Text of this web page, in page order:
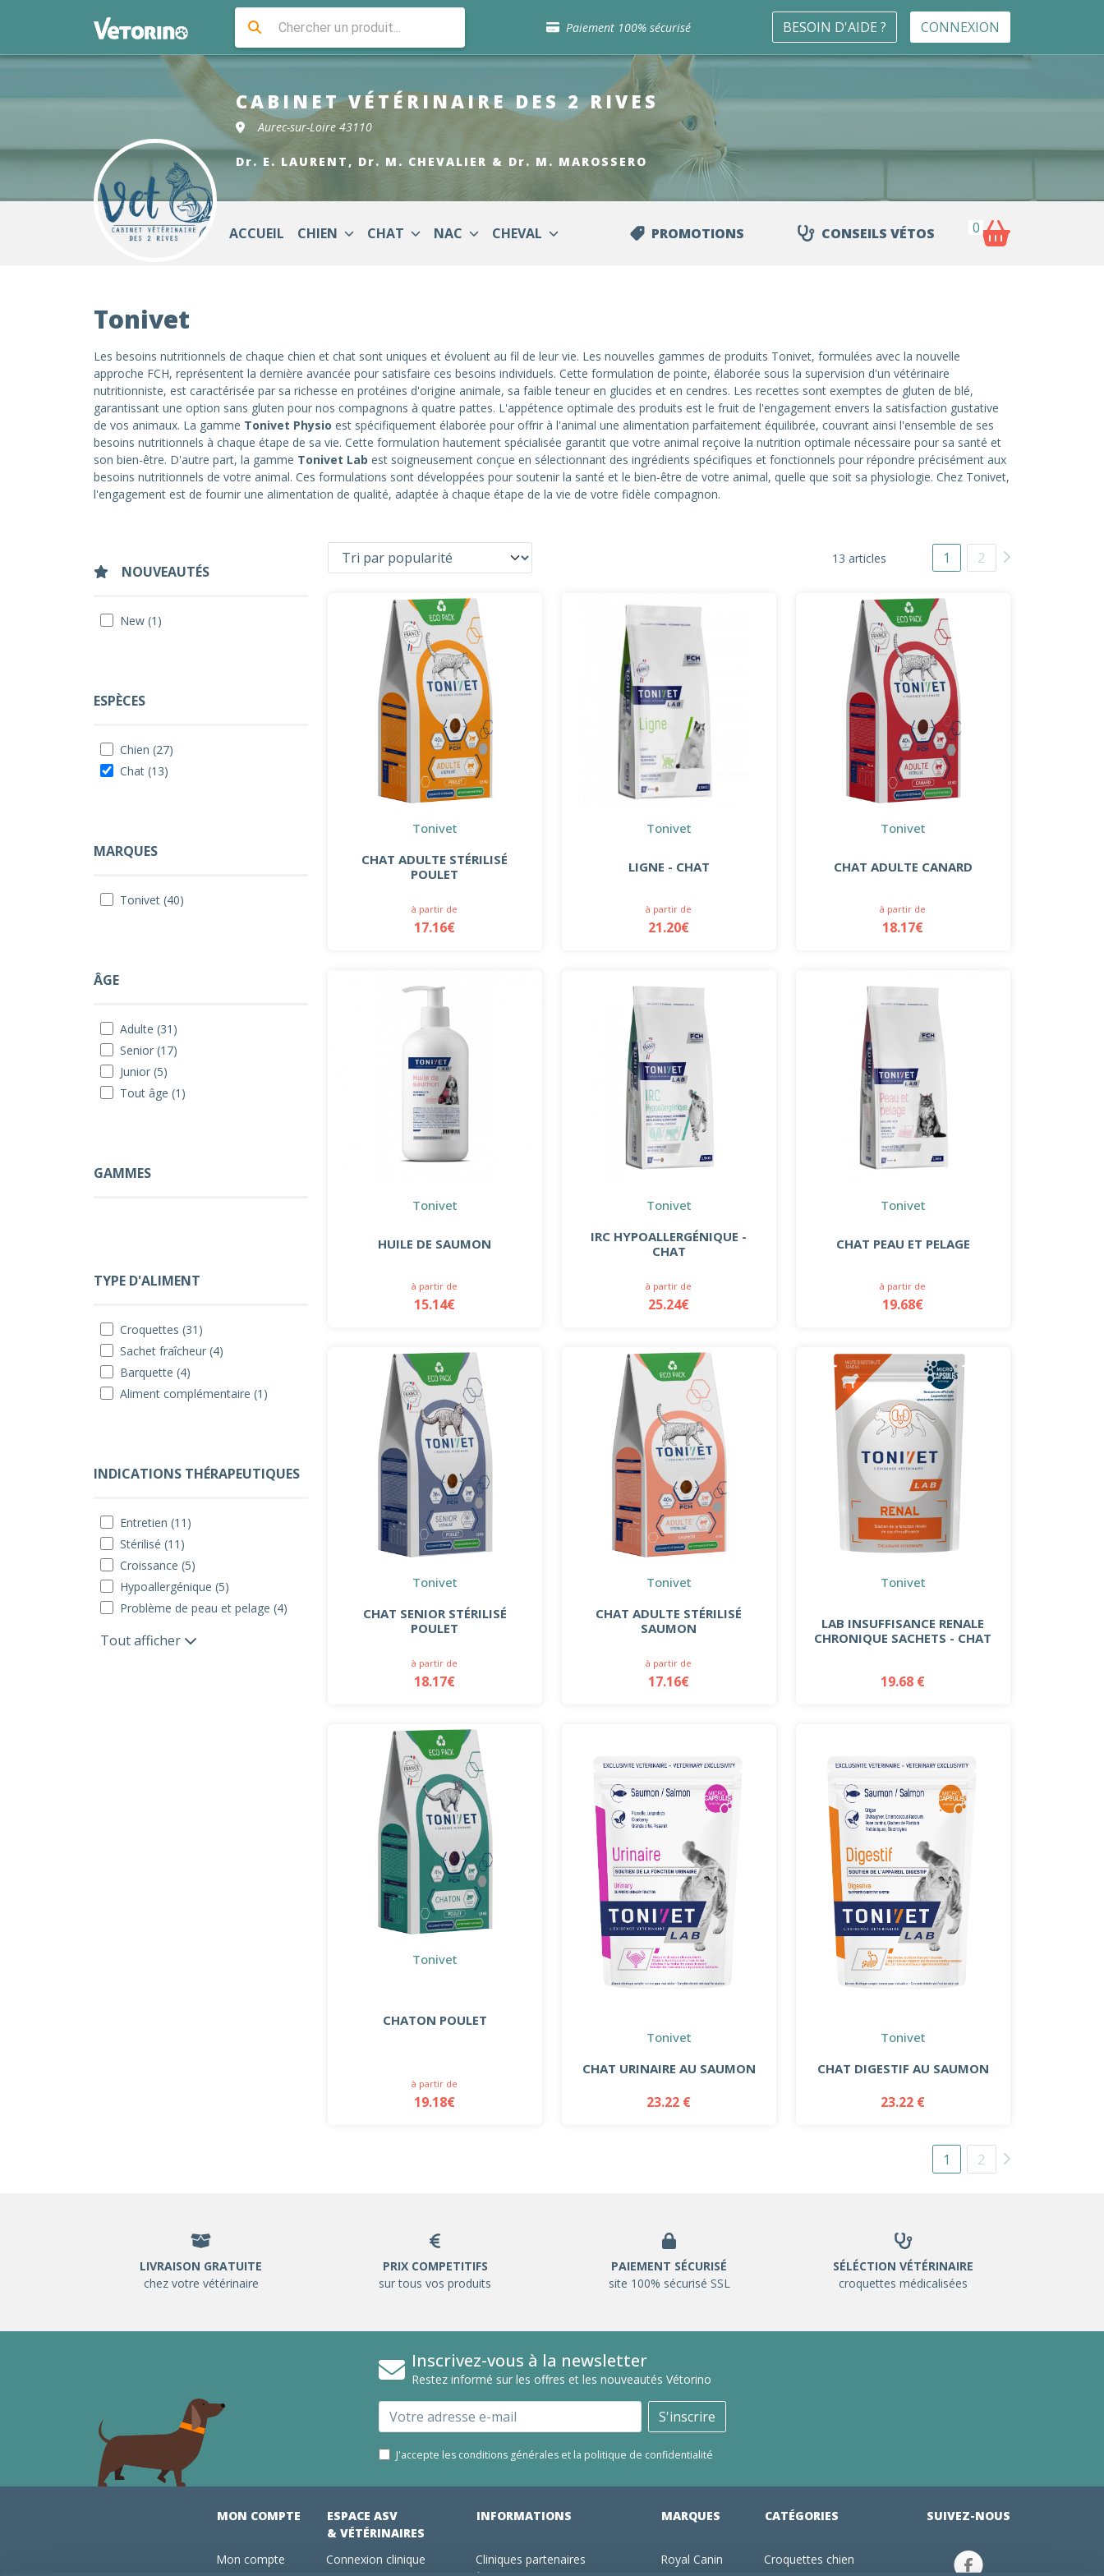
Paiement 100% sécurisé
Retour gratuit en clinique
Sélection de croquettes vétérinaire
Paiement 100% sécurisé
Livraison gratuite en clinique vétérinaire
Retour gratuit en clinique
Sélection de croquettes vétérinaire
BESOIN D'AIDE ? CONNEXION
CABINET VÉTÉRINAIREDES 2 RIVES
Aurec-sur-Loire 43110
Dr. E. LAURENT, Dr. M. CHEVALIER & Dr. M. MAROSSERO
ACCUEIL CHIEN CHAT NAC CHEVAL PROMOTIONS CONSEILS VÉTOS 0
Tonivet
Les besoins nutritionnels de chaque chien et chat sont uniques et évoluent au fil de leur vie. Les nouvelles gammes de produits Tonivet, formulées avec la nouvelle
approche FCH, représentent la dernière avancée pour satisfaire ces besoins individuels. Cette formulation de pointe, élaborée sous la supervision d'un vétérinaire
nutritionniste, est caractérisée par sa richesse en protéines d'origine animale, sa faible teneur en glucides et en cendres. Les recettes sont exemptes de gluten de blé,
garantissant une option sans gluten pour nos compagnons à quatre pattes. L'appétence optimale des produits est le fruit de l'engagement envers la satisfaction gustative
de vos animaux. La gamme Tonivet Physio est spécifiquement élaborée pour offrir à l'animal une alimentation parfaitement équilibrée, couvrant ainsi l'ensemble de ses
besoins nutritionnels à chaque étape de sa vie. Cette formulation hautement spécialisée garantit que votre animal reçoive la nutrition optimale nécessaire pour sa santé et
son bien-être. D'autre part, la gamme Tonivet Lab est soigneusement conçue en sélectionnant des ingrédients spécifiques et fonctionnels pour répondre précisément aux
besoins nutritionnels de votre animal. Ces formulations sont développées pour soutenir la santé et le bien-être de votre animal, quelle que soit sa physiologie. Chez Tonivet,
l'engagement est de fournir une alimentation de qualité, adaptée à chaque étape de la vie de votre fidèle compagnon.
NOUVEAUTÉS
New (1)
ESPÈCES
Chien (27)
Chat (13)
MARQUES
Tonivet (40)
ÂGE
Adulte (31)
Senior (17)
Junior (5)
Tout âge (1)
GAMMES
TYPE D'ALIMENT
Croquettes (31)
Sachet fraîcheur (4)
Barquette (4)
Aliment complémentaire (1)
INDICATIONS THÉRAPEUTIQUES
Entretien (11)
Stérilisé (11)
Croissance (5)
Hypoallergénique (5)
Problème de peau et pelage (4)
Tout afficher
13 articles 1 2
Tonivet
CHAT ADULTE STÉRILISÉ
POULET
à partir de
17.16€
Tonivet
LIGNE - CHAT
à partir de
21.20€
Tonivet
CHAT ADULTE CANARD
à partir de
18.17€
Tonivet
HUILE DE SAUMON
à partir de
15.14€
Tonivet
IRC HYPOALLERGÉNIQUE -
CHAT
à partir de
25.24€
Tonivet
CHAT PEAU ET PELAGE
à partir de
19.68€
Tonivet
CHAT SENIOR STÉRILISÉ
POULET
à partir de
18.17€
Tonivet
CHAT ADULTE STÉRILISÉ
SAUMON
à partir de
17.16€
Tonivet
LAB INSUFFISANCE RENALE
CHRONIQUE SACHETS - CHAT
19.68 €
Tonivet
CHATON POULET
à partir de
19.18€
Tonivet
CHAT URINAIRE AU SAUMON
23.22 €
Tonivet
CHAT DIGESTIF AU SAUMON
23.22 €
1 2
LIVRAISON GRATUITE
chez votre vétérinaire
PRIX COMPETITIFS
sur tous vos produits
PAIEMENT SÉCURISÉ
site 100% sécurisé SSL
SÉLÉCTION VÉTÉRINAIRE
croquettes médicalisées
Inscrivez-vous à la newsletter
Restez informé sur les offres et les nouveautés Vétorino
Email S'inscrire
J'accepte les conditions générales et la politique de confidentialité
MON COMPTE
Mon compte
ESPACE ASV
& VÉTÉRINAIRES
Connexion clinique
INFORMATIONS
Cliniques partenaires
MARQUES
Royal Canin
CATÉGORIES
Croquettes chien
SUIVEZ-NOUS